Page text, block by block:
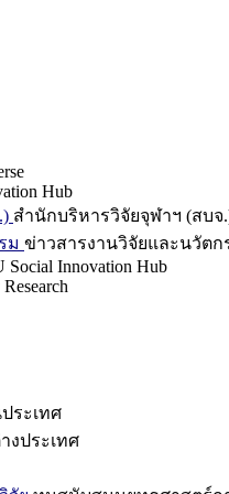
Hub
สำนักบริหารวิจัยจุฬาฯ (สบจ
ม ข่าวสารงานวิจัยและนวัตก
Social Innovation Hub
ระเทศ
งประเทศ